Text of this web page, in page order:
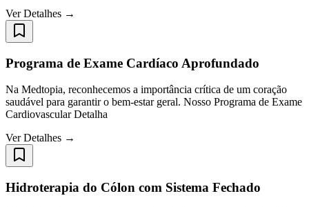
Ver Detalhes →
Programa de Exame Cardíaco Aprofundado
Na Medtopia, reconhecemos a importância crítica de um coração
saudável para garantir o bem-estar geral. Nosso Programa de Exame
Cardiovascular Detalha
Ver Detalhes →
Hidroterapia do Cólon com Sistema Fechado